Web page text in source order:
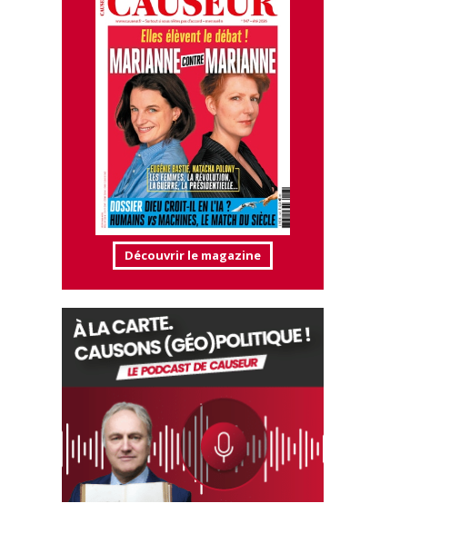
Découvrir le magazine